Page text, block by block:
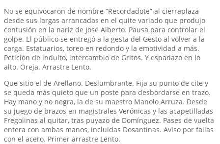
No se equivocaron de nombre “Recordadote” al cierraplaza
desde sus largas arrancadas en el quite variado que produjo
contusión en la nariz de José Alberto. Pausa para controlar el
golpe. El público se entregó a la gesta del Gesto al volver a la
carga. Estatuarios, toreo en redondo y la emotividad a más.
Petición de indulto, intercambio de Gritos. Y espadazo en lo
alto. Oreja. Arrastre Lento.
Que sitio el de Arellano. Deslumbrante. Fija su punto de cite y
se queda más quieto que un poste para desbordarse en trazo.
Hay mano y no negra, la de su maestro Manolo Arruza. Desde
su juego de brazos en magistrales Verónicas y las acapetilladas
Fregolinas al quitar, tras puyazo de Domínguez. Pases de vuelta
entera con ambas manos, incluidas Dosantinas. Aviso por fallas
con el acero. Primer arrastre Lento.